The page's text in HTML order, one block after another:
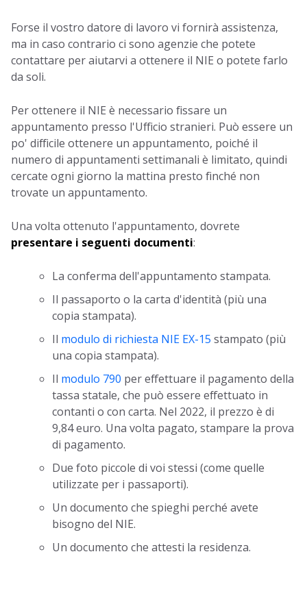
Forse il vostro datore di lavoro vi fornirà assistenza,
ma in caso contrario ci sono agenzie che potete
contattare per aiutarvi a ottenere il NIE o potete farlo
da soli.
Per ottenere il NIE è necessario fissare un
appuntamento presso l'Ufficio stranieri. Può essere un
po' difficile ottenere un appuntamento, poiché il
numero di appuntamenti settimanali è limitato, quindi
cercate ogni giorno la mattina presto finché non
trovate un appuntamento.
Una volta ottenuto l'appuntamento, dovrete
presentare i seguenti documenti:
La conferma dell'appuntamento stampata.
Il passaporto o la carta d'identità (più una
copia stampata).
Il modulo di richiesta NIE EX-15 stampato (più
una copia stampata).
Il modulo 790 per effettuare il pagamento della
tassa statale, che può essere effettuato in
contanti o con carta. Nel 2022, il prezzo è di
9,84 euro. Una volta pagato, stampare la prova
di pagamento.
Due foto piccole di voi stessi (come quelle
utilizzate per i passaporti).
Un documento che spieghi perché avete
bisogno del NIE.
Un documento che attesti la residenza.